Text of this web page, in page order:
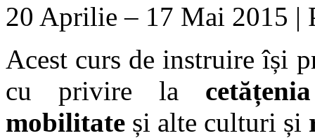
20 Aprilie – 17 Mai 2015 |
Acest curs de instruire își
cu privire la
mobilitate și alte culturi și